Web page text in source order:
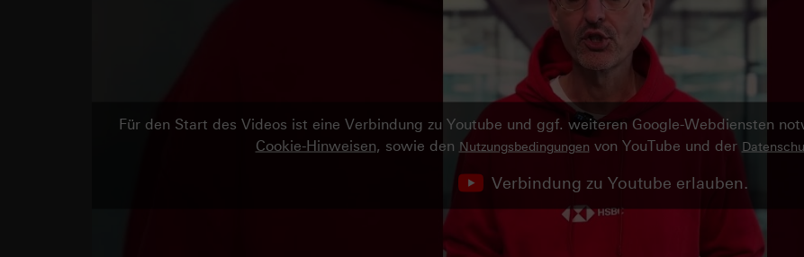
Für den Start des Videos ist eine Verbindung zu Youtube und ggf. weiteren Google-Webdiensten
Cookie-Hinweisen, sowie den Nutzungsbedingungen von YouTube und der
Verbindung zu Youtube erlauben.